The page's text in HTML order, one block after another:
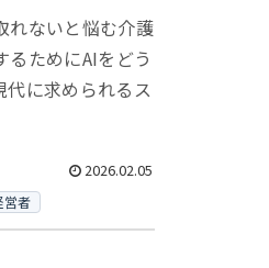
れないと悩む介護
ためにAIをどう
に求められるス
2026.02.05
営者